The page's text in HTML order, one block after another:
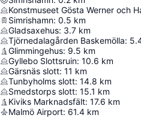
Konstmuseet Gösta Werner och
Simrishamn: 0.5 km
Gladsaxehus: 3.7 km
Tjörnedalagården Baskemölla:
Glimmingehus: 9.5 km
Gyllebo Slottsruin: 10.6 km
Gärsnäs slott: 11 km
Tunbyholms slott: 14.8 km
Smedstorps slott: 15.1 km
Kiviks Marknadsfält: 17.6 km
Malmö Airport: 61.4 km